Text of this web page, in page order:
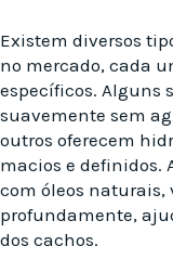
Existem diversos
no mercado, cada
específicos. Alguns
suavemente sem
outros oferecem
macios e definidos.
com óleos
profundamente,
dos cachos.